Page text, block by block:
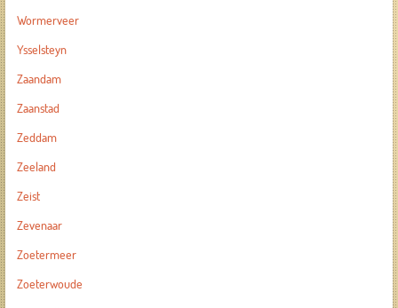
Wormerveer
Ysselsteyn
Zaandam
Zaanstad
Zeddam
Zeeland
Zeist
Zevenaar
Zoetermeer
Zoeterwoude